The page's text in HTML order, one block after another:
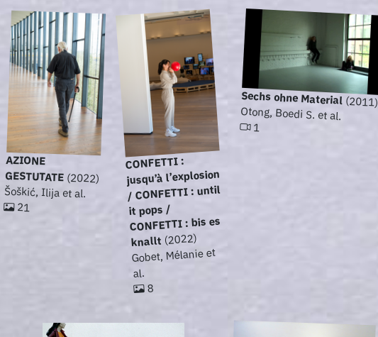
AZIONE
GESTUTATE(2022)
Šoškić, Ilija et al.
21
CONFETTI :
jusqu’à l’explosion
/ CONFETTI : until
it pops /
CONFETTI : bis es
knallt(2022)
Gobet, Mélanie et
al.
8
Sechs ohne Material(2011)
Otong, Boedi S. et al.
1